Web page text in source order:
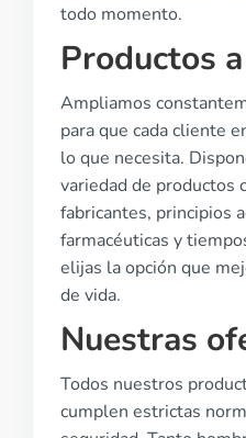
todo momento.
Productos
Ampliamos
para que cada cliente
lo que necesita.
variedad de productos
fabricantes, principios
farmacéuticas y
elijas la opción que
de vida.
Nuestras
Todos nuestros
cumplen estrictas